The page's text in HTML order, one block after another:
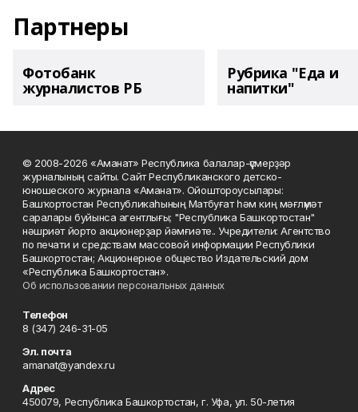
Партнеры
Фотобанк
журналистов РБ
Рубрика "Еда и
напитки"
© 2008-2026 «Аманат» Республика балалар-үҫмерҙәр
журналының сайты. Сайт Республиканского детско-
юношеского журнала «Аманат». Ойоштороусылары:
Башҡортостан Республикаһының Матбуғат һәм киң мәғлүмәт
саралары буйынса агентлығы; "Республика Башкортостан"
нәшриәт йорто акционерҙар йәмғиәте.. Учредители: Агентство
по печати и средствам массовой информации Республики
Башкортостан; Акционерное общество Издательский дом
«Республика Башкортостан».
Об использовании персональных данных
Телефон
8 (347) 246-31-05
Эл. почта
amanat@yandex.ru
Адрес
450079, Республика Башкортостан, г. Уфа, ул. 50-летия